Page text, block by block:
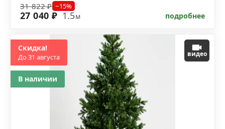
31 822 ₽ −15%
27 040 ₽ 1.5м подробнее
видео
Скидка!
До 31 августа
В наличии